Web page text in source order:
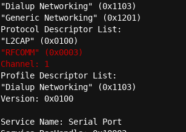
"Dialup Networking" (0x1103)
"Generic Networking" (0x1201)
Protocol Descriptor List:
"RFCOMM" (0x0003)
Channel: 1
Profile Descriptor List:
"Dialup Networking" (0x1103)
Version: 0x0100
Service Name: Serial Port